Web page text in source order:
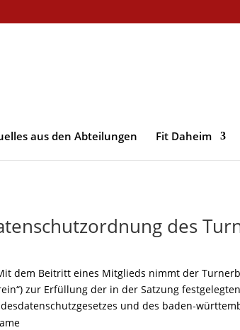
aus den Abteilungen Fit Daheim
des
dem Beitritt eines Mitglieds nimmt der
zur Erfüllung der in der Satzung
und des baden-